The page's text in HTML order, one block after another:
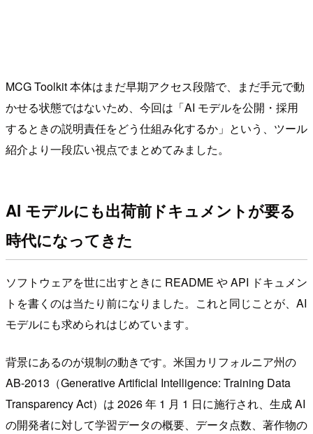
MCG Toolkit 本体はまだ早期アクセス段階で、まだ手元で動
かせる状態ではないため、今回は「AI モデルを公開・採用
するときの説明責任をどう仕組み化するか」という、ツール
紹介より一段広い視点でまとめてみました。
AI モデルにも出荷前ドキュメントが要る
時代になってきた
ソフトウェアを世に出すときに README や API ドキュメン
トを書くのは当たり前になりました。これと同じことが、AI
モデルにも求められはじめています。
背景にあるのが規制の動きです。米国カリフォルニア州の
AB-2013（Generative Artificial Intelligence: Training Data
Transparency Act）は 2026 年 1 月 1 日に施行され、生成 AI
の開発者に対して学習データの概要、データ点数、著作物の